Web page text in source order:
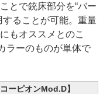
とで銃床部分を“バー
ることが可能。重量
もオススメとのこ
ラーのものが単体で
ーピオンMod.D】